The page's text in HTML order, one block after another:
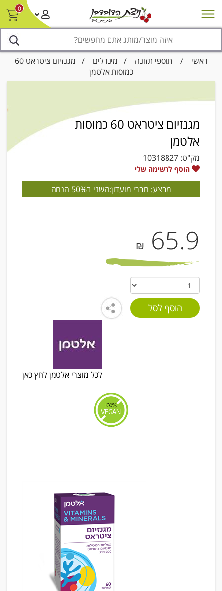
0
מבצעים סניפים צור קשר/ביטול הזמנה
ראשי / תוספי תזונה / מינרלים
/ מגנזיום ציטראט 60
כמוסות אלטמן
מגנזיום ציטראט 60 כמוסות
אלטמן
מק"ט: 10318827
הוסף לרשימה שלי
מבצע: חברי מועדון:השני ב50% הנחה
65.9
₪
לכל מוצרי אלטמן לחץ כאן